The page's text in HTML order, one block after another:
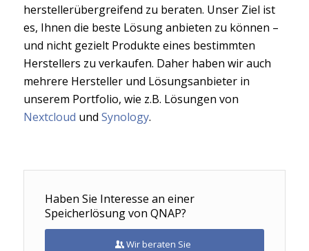
herstellerübergreifend zu beraten. Unser Ziel ist
es, Ihnen die beste Lösung anbieten zu können –
und nicht gezielt Produkte eines bestimmten
Herstellers zu verkaufen. Daher haben wir auch
mehrere Hersteller und Lösungsanbieter in
unserem Portfolio, wie z.B. Lösungen von
Nextcloud und Synology.
Haben Sie Interesse an einer
Speicherlösung von QNAP?
Wir beraten Sie